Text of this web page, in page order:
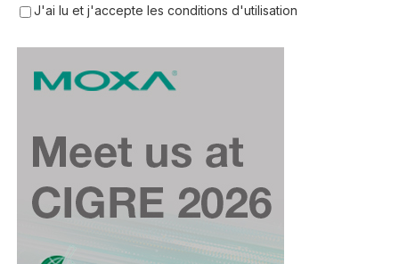
J'ai lu et j'accepte les conditions d'utilisation